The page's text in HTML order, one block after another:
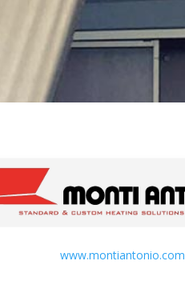
www.montiantonio.com